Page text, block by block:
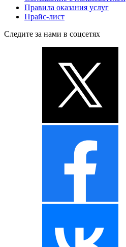
Правила оказания услуг
Прайс-лист
Следите за нами в соцсетях